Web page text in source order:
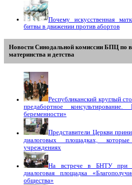
Почему искусственная
битвы в движении против абортов
Новости Синодальной комиссии БПЦ по
материнства и детства
Республиканский круглый
предабортное
беременности»
Представители Церкви
диалоговых площадках,
учреждениях
На встрече в БНТУ при
диалоговая площадка
общества»